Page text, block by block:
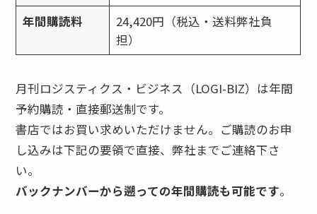
年間購読料
24,420円（税込・送料弊社負
担）
月刊ロジスティクス・ビジネス（LOGI-BIZ）は年間
予約購読・直接郵送制です。
書店ではお買い求めいただけません。ご購読のお申
し込みは下記の要領で直接、弊社までご連絡下さ
い。
バックナンバーから遡っての年間購読も可能です。